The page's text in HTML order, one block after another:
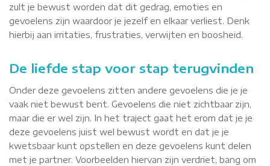
zult je bewust worden dat dit gedrag, emoties en
gevoelens zijn waardoor je jezelf en elkaar verliest. Denk
hierbij aan irritaties, frustraties, verwijten en boosheid.
De liefde stap voor stap terugvinden
Onder deze gevoelens zitten andere gevoelens die je je
vaak niet bewust bent. Gevoelens die niet zichtbaar zijn,
maar die er wel zijn. In het traject gaat het erom dat je je
deze gevoelens juist wel bewust wordt en dat je je
kwetsbaar kunt opstellen en deze gevoelens kunt delen
met je partner. Voorbeelden hiervan zijn verdriet, bang om